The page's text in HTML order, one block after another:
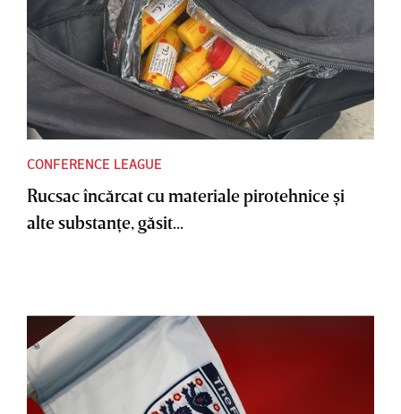
CONFERENCE LEAGUE
Rucsac încărcat cu materiale pirotehnice şi
alte substanţe, găsit...